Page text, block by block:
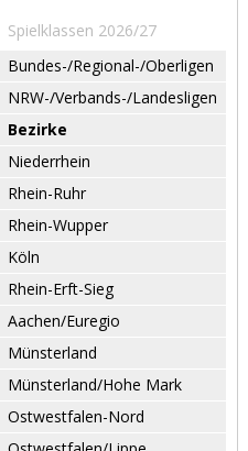
Spielklassen 2026/27
Bundes-/Regional-/Oberligen
NRW-/Verbands-/Landesligen
Bezirke
Niederrhein
Rhein-Ruhr
Rhein-Wupper
Köln
Rhein-Erft-Sieg
Aachen/Euregio
Münsterland
Münsterland/Hohe Mark
Ostwestfalen-Nord